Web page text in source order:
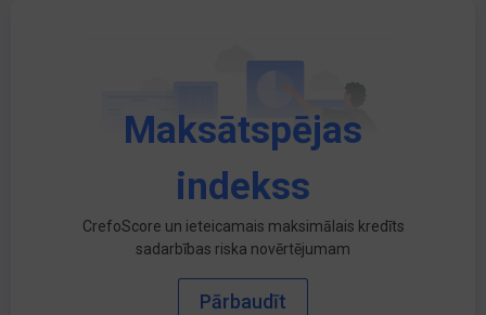
Maksātspējas
indekss
CrefoScore un ieteicamais maksimālais kredīts
sadarbības riska novērtējumam
Pārbaudīt